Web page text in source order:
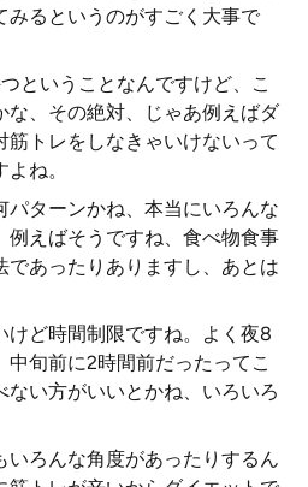
みるというのがすごく大事で
ということなんですけど、こ
な、その絶対、じゃあ例えばダ
筋トレをしなきゃいけないって
ね。
パターンかね、本当にいろんな
例えばそうですね、食べ物食事
であったりありますし、あとは
けど時間制限ですね。よく夜8
中旬前に2時間前だったってこ
ない方がいいとかね、いろいろ
いろんな角度があったりするん